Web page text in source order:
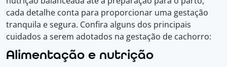
cada detalhe conta para proporcionar uma gestação
tranquila e segura. Confira alguns dos principais
cuidados a serem adotados na gestação de cachorro:
Alimentação e nutrição